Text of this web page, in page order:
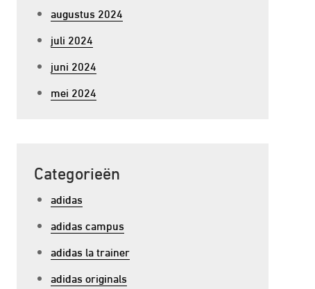
augustus 2024
juli 2024
juni 2024
mei 2024
Categorieën
adidas
adidas campus
adidas la trainer
adidas originals